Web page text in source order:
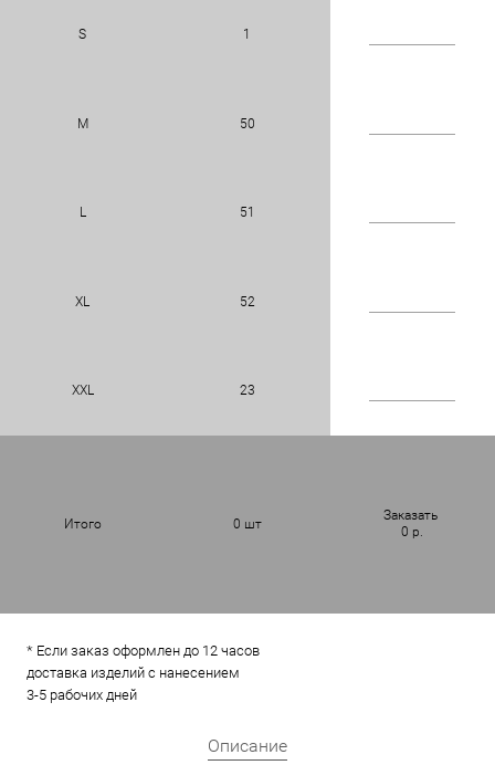
S 1
M 50
L 51
XL 52
XXL 23
Итого 0 шт
Заказать
0 р.
* Если заказ оформлен до 12 часов
доставка изделий с нанесением
3-5 рабочих дней
Описание